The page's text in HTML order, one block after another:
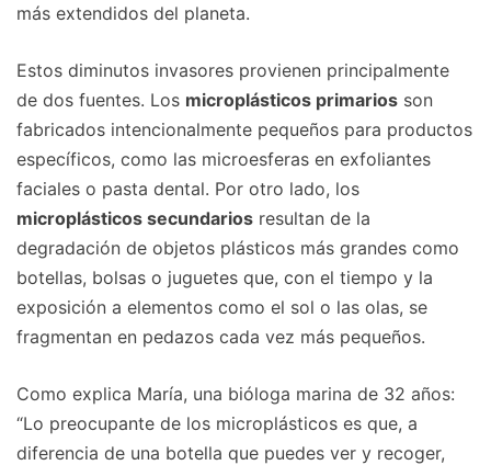
más extendidos del planeta.
Estos diminutos invasores provienen principalmente
de dos fuentes. Los microplásticos primarios son
fabricados intencionalmente pequeños para productos
específicos, como las microesferas en exfoliantes
faciales o pasta dental. Por otro lado, los
microplásticos secundarios resultan de la
degradación de objetos plásticos más grandes como
botellas, bolsas o juguetes que, con el tiempo y la
exposición a elementos como el sol o las olas, se
fragmentan en pedazos cada vez más pequeños.
Como explica María, una bióloga marina de 32 años:
“Lo preocupante de los microplásticos es que, a
diferencia de una botella que puedes ver y recoger,